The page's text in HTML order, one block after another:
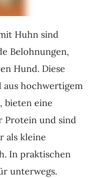
Huhn sind
Belohnungen,
Hund. Diese
aus hochwertigem
bieten eine
Protein und sind
als kleine
In praktischen
unterwegs.